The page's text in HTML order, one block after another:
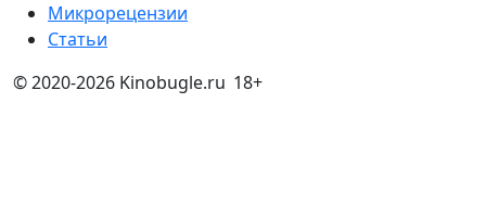
Микрорецензии
Статьи
© 2020-2026 Kinobugle.ru 18+